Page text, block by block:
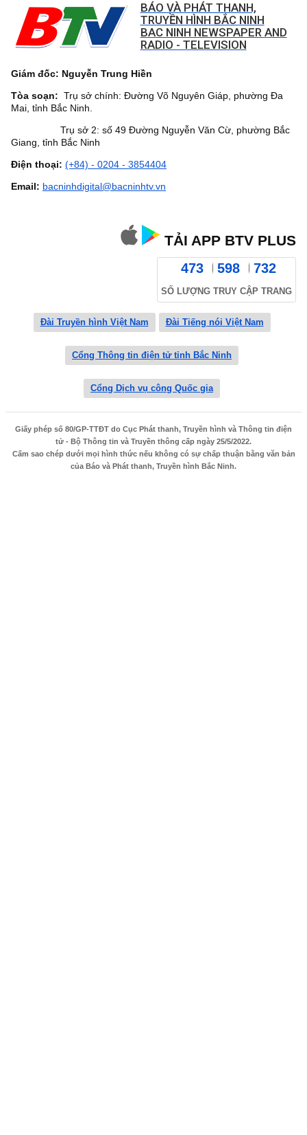
BÁO VÀ PHÁT THANH,
TRUYỀN HÌNH BẮC NINH
BAC NINH NEWSPAPER AND
RADIO - TELEVISION
Giám đốc: Nguyễn Trung Hiền
Tòa soạn: Trụ sở chính: Đường Võ Nguyên Giáp, phường Đa
Mai, tỉnh Bắc Ninh.
Trụ sở 2: số 49 Đường Nguyễn Văn Cừ, phường Bắc
Giang, tỉnh Bắc Ninh
Điện thoại: (+84) - 0204 - 3854404
Email: bacninhdigital@bacninhtv.vn
TẢI APP BTV PLUS
473 598 732
SỐ LƯỢNG TRUY CẬP TRANG
Đài Truyền hình Việt Nam Đài Tiếng nói Việt Nam
Cổng Thông tin điện tử tỉnh Bắc Ninh
Cổng Dịch vụ công Quốc gia
Giấy phép số 80/GP-TTĐT do Cục Phát thanh, Truyền hình và Thông tin điện
tử - Bộ Thông tin và Truyền thông cấp ngày 25/5/2022.
Cấm sao chép dưới mọi hình thức nếu không có sự chấp thuận bằng văn bản
của Báo và Phát thanh, Truyền hình Bắc Ninh.